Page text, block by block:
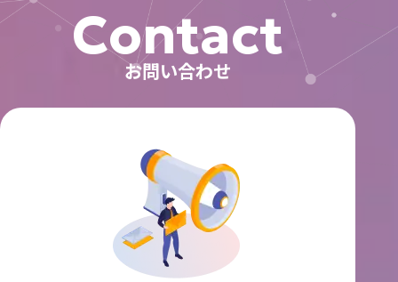
Contact
お問い合わせ